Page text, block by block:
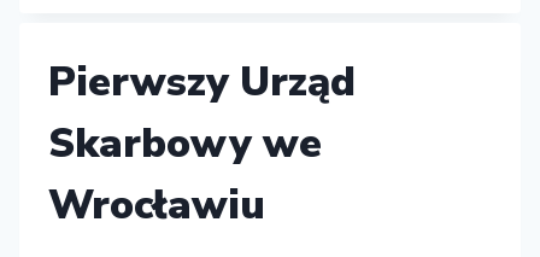
Pierwszy Urząd
Skarbowy we
Wrocławiu